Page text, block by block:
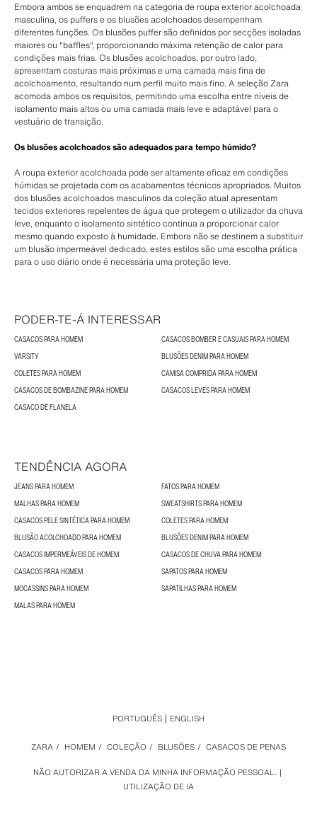
Embora ambos se enquadrem na categoria de roupa exterior acolchoada
masculina, os puffers e os blusões acolchoados desempenham
diferentes funções. Os blusões puffer são definidos por secções isoladas
maiores ou "baffles", proporcionando máxima retenção de calor para
condições mais frias. Os blusões acolchoados, por outro lado,
apresentam costuras mais próximas e uma camada mais fina de
acolchoamento, resultando num perfil muito mais fino. A seleção Zara
acomoda ambos os requisitos, permitindo uma escolha entre níveis de
isolamento mais altos ou uma camada mais leve e adaptável para o
vestuário de transição.
Os blusões acolchoados são adequados para tempo húmido?
A roupa exterior acolchoada pode ser altamente eficaz em condições
húmidas se projetada com os acabamentos técnicos apropriados. Muitos
dos blusões acolchoados masculinos da coleção atual apresentam
tecidos exteriores repelentes de água que protegem o utilizador da chuva
leve, enquanto o isolamento sintético continua a proporcionar calor
mesmo quando exposto à humidade. Embora não se destinem a substituir
um blusão impermeável dedicado, estes estilos são uma escolha prática
para o uso diário onde é necessária uma proteção leve.
PODER-TE-Á INTERESSAR
CASACOS PARA HOMEM
CASACOS BOMBER E CASUAIS PARA HOMEM
VARSITY
BLUSÕES DENIM PARA HOMEM
COLETES PARA HOMEM
CAMISA COMPRIDA PARA HOMEM
CASACOS DE BOMBAZINE PARA HOMEM
CASACOS LEVES PARA HOMEM
CASACO DE FLANELA
TENDÊNCIA AGORA
JEANS PARA HOMEM
FATOS PARA HOMEM
MALHAS PARA HOMEM
SWEATSHIRTS PARA HOMEM
CASACOS PELE SINTÉTICA PARA HOMEM
COLETES PARA HOMEM
BLUSÃO ACOLCHOADO PARA HOMEM
BLUSÕES DENIM PARA HOMEM
CASACOS IMPERMEÁVEIS DE HOMEM
CASACOS DE CHUVA PARA HOMEM
CASACOS PARA HOMEM
SAPATOS PARA HOMEM
MOCASSINS PARA HOMEM
SAPATILHAS PARA HOMEM
MALAS PARA HOMEM
NÃO AUTORIZAR A VENDA DA MINHA INFORMAÇÃO PESSOAL.
UTILIZAÇÃO DE IA
ZARA / HOMEM / COLEÇÃO / BLUSÕES / CASACOS DE PENAS
PORTUGUÊS ENGLISH